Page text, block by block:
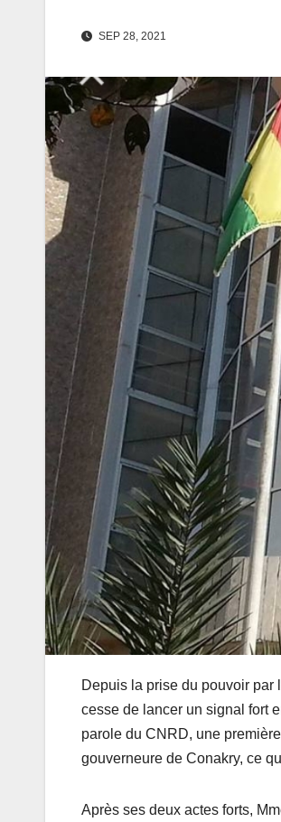
SEP 28, 2021
Depuis la prise du pouvoir
cesse de lancer un signal fort
parole du CNRD, une
gouverneure de Conakry, ce
Après ses deux actes forts,